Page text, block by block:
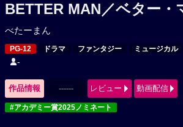
BETTER MAN／ベター・
べたーまん
PG-12 ドラマ ファンタジー ミュージカル
-
作品情報 ------ レビュー 動画配信
#アカデミー賞2025ノミネート